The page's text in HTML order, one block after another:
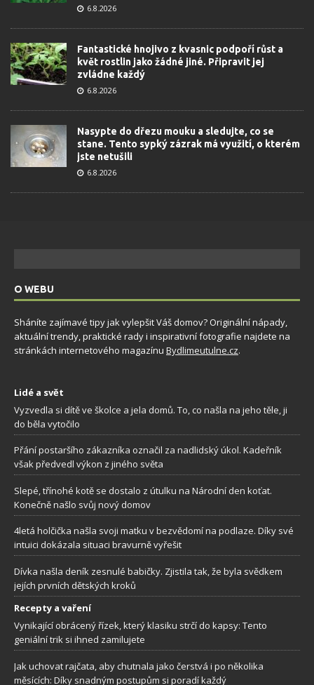
6.8.2026
Fantastické hnojivo z kvasnic podpoří růst a
květ rostlin jako žádné jiné. Připravit jej
zvládne každý
6.8.2026
Nasypte do dřezu mouku a sledujte, co se
stane. Tento sypký zázrak má využití, o kterém
jste netušili
6.8.2026
O WEBU
Sháníte zajímavé tipy jak vylepšit Váš domov? Originální nápady,
aktuální trendy, praktické rady i inspirativní fotografie najdete na
stránkách internetového magazínu Bydlimeutulne.cz.
Lidé a svět
Vyzvedla si dítě ve školce a jela domů. To, co našla na jeho těle, ji
do běla vytočilo
Přání postaršího zákazníka označil za nadlidský úkol. Kadeřník
však předvedl výkon z jiného světa
Slepé, třínohé kotě se dostalo z útulku na Národní den koťat.
Konečně našlo svůj nový domov
4letá holčička našla svoji matku v bezvědomí na podlaze. Díky své
intuici dokázala situaci bravurně vyřešit
Dívka našla deník zesnulé babičky. Zjistila tak, že byla svědkem
jejích prvních dětských kroků
Recepty a vaření
Vynikající obrácený řízek, který klasiku strčí do kapsy: Tento
geniální trik si ihned zamilujete
Jak uchovat rajčata, aby chutnala jako čerstvá i po několika
měsících: Díky snadným postupům si poradí každý